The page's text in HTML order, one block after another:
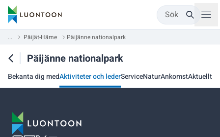
Sök
... Päijät-Häme Päijänne nationalpark
Päijänne nationalpark
Bekanta dig medAktiviteter och lederServiceNaturAnkomstAktuellt